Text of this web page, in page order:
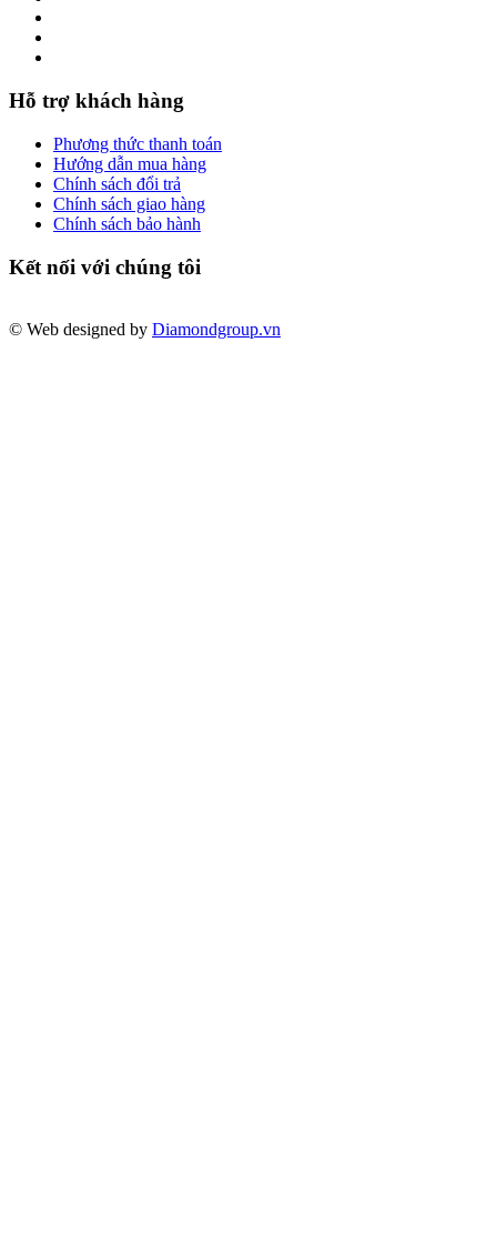
Hỗ trợ khách hàng
Phương thức thanh toán
Hướng dẫn mua hàng
Chính sách đổi trả
Chính sách giao hàng
Chính sách bảo hành
Kết nối với chúng tôi
© Web designed by Diamondgroup.vn